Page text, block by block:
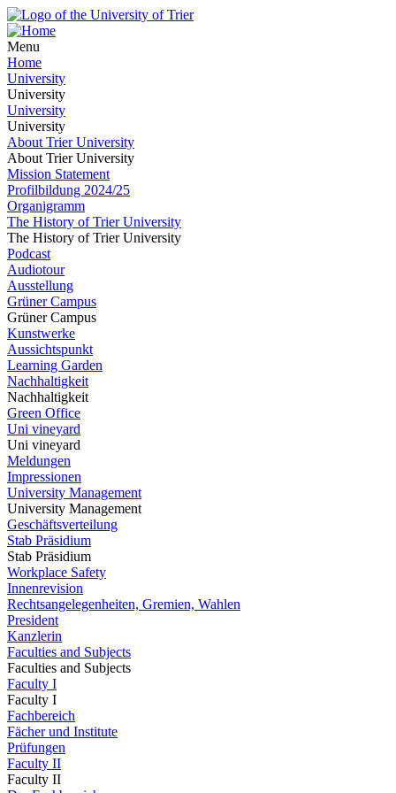
Menu
Home
University
University
University
University
About Trier University
About Trier University
Mission Statement
Profilbildung 2024/25
Organigramm
The History of Trier University
The History of Trier University
Podcast
Audiotour
Ausstellung
Grüner Campus
Grüner Campus
Kunstwerke
Aussichtspunkt
Learning Garden
Nachhaltigkeit
Nachhaltigkeit
Green Office
Uni vineyard
Uni vineyard
Meldungen
Impressionen
University Management
University Management
Geschäftsverteilung
Stab Präsidium
Stab Präsidium
Workplace Safety
Innenrevision
Rechtsangelegenheiten, Gremien, Wahlen
President
Kanzlerin
Faculties and Subjects
Faculties and Subjects
Faculty I
Faculty I
Fachbereich
Fächer und Institute
Prüfungen
Faculty II
Faculty II